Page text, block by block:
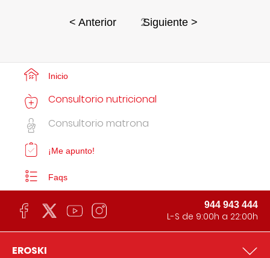
< Anterior 2Siguiente >
Inicio
Consultorio nutricional
Consultorio matrona
¡Me apunto!
Faqs
944 943 444
L-S de 9:00h a 22:00h
EROSKI